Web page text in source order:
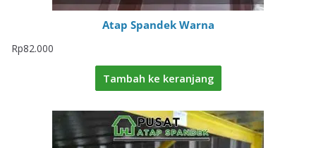
Atap Spandek Warna
Rp82.000
Tambah ke keranjang